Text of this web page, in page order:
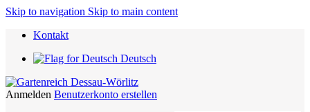
Skip to navigation Skip to main content
Kontakt
Deutsch
Anmelden Benutzerkonto erstellen